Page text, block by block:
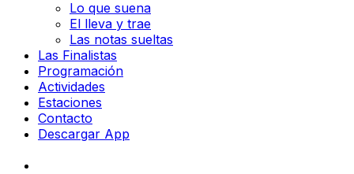
Lo que suena
El lleva y trae
Las notas sueltas
Las Finalistas
Programación
Actividades
Estaciones
Contacto
Descargar App